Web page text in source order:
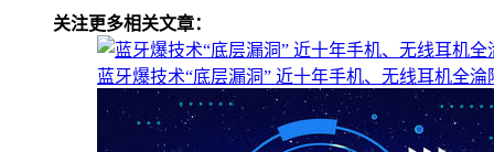
关注更多相关文章：
蓝牙爆技术“底层漏洞” 近十年手机、无线耳机全淪